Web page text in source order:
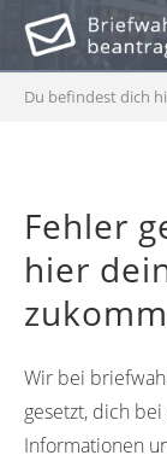
Du befindest dich
Fehler
hier
Wir bei
gesetzt, dich
Informationen